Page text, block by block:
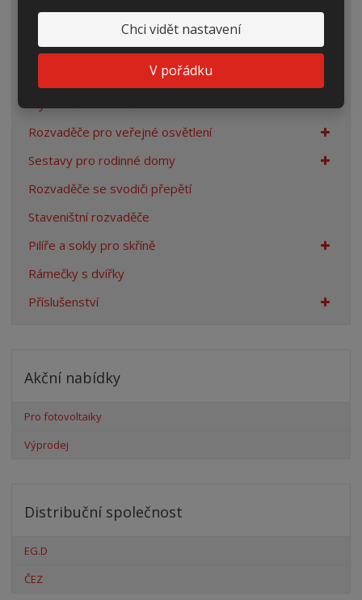
Chci vidět nastavení
V pořádku
Prázdné skříně
Rozpojovací jistící skříně
Rozvaděče pro veřejné osvětlení
Sestavy pro rodinné domy
Rozvaděče se svodiči přepětí
Staveništní rozvaděče
Pilíře a sokly pro skříně
Rámečky s dvířky
Příslušenství
Akční nabídky
Pro fotovoltaiky
Výprodej
Distribuční společnost
EG.D
ČEZ